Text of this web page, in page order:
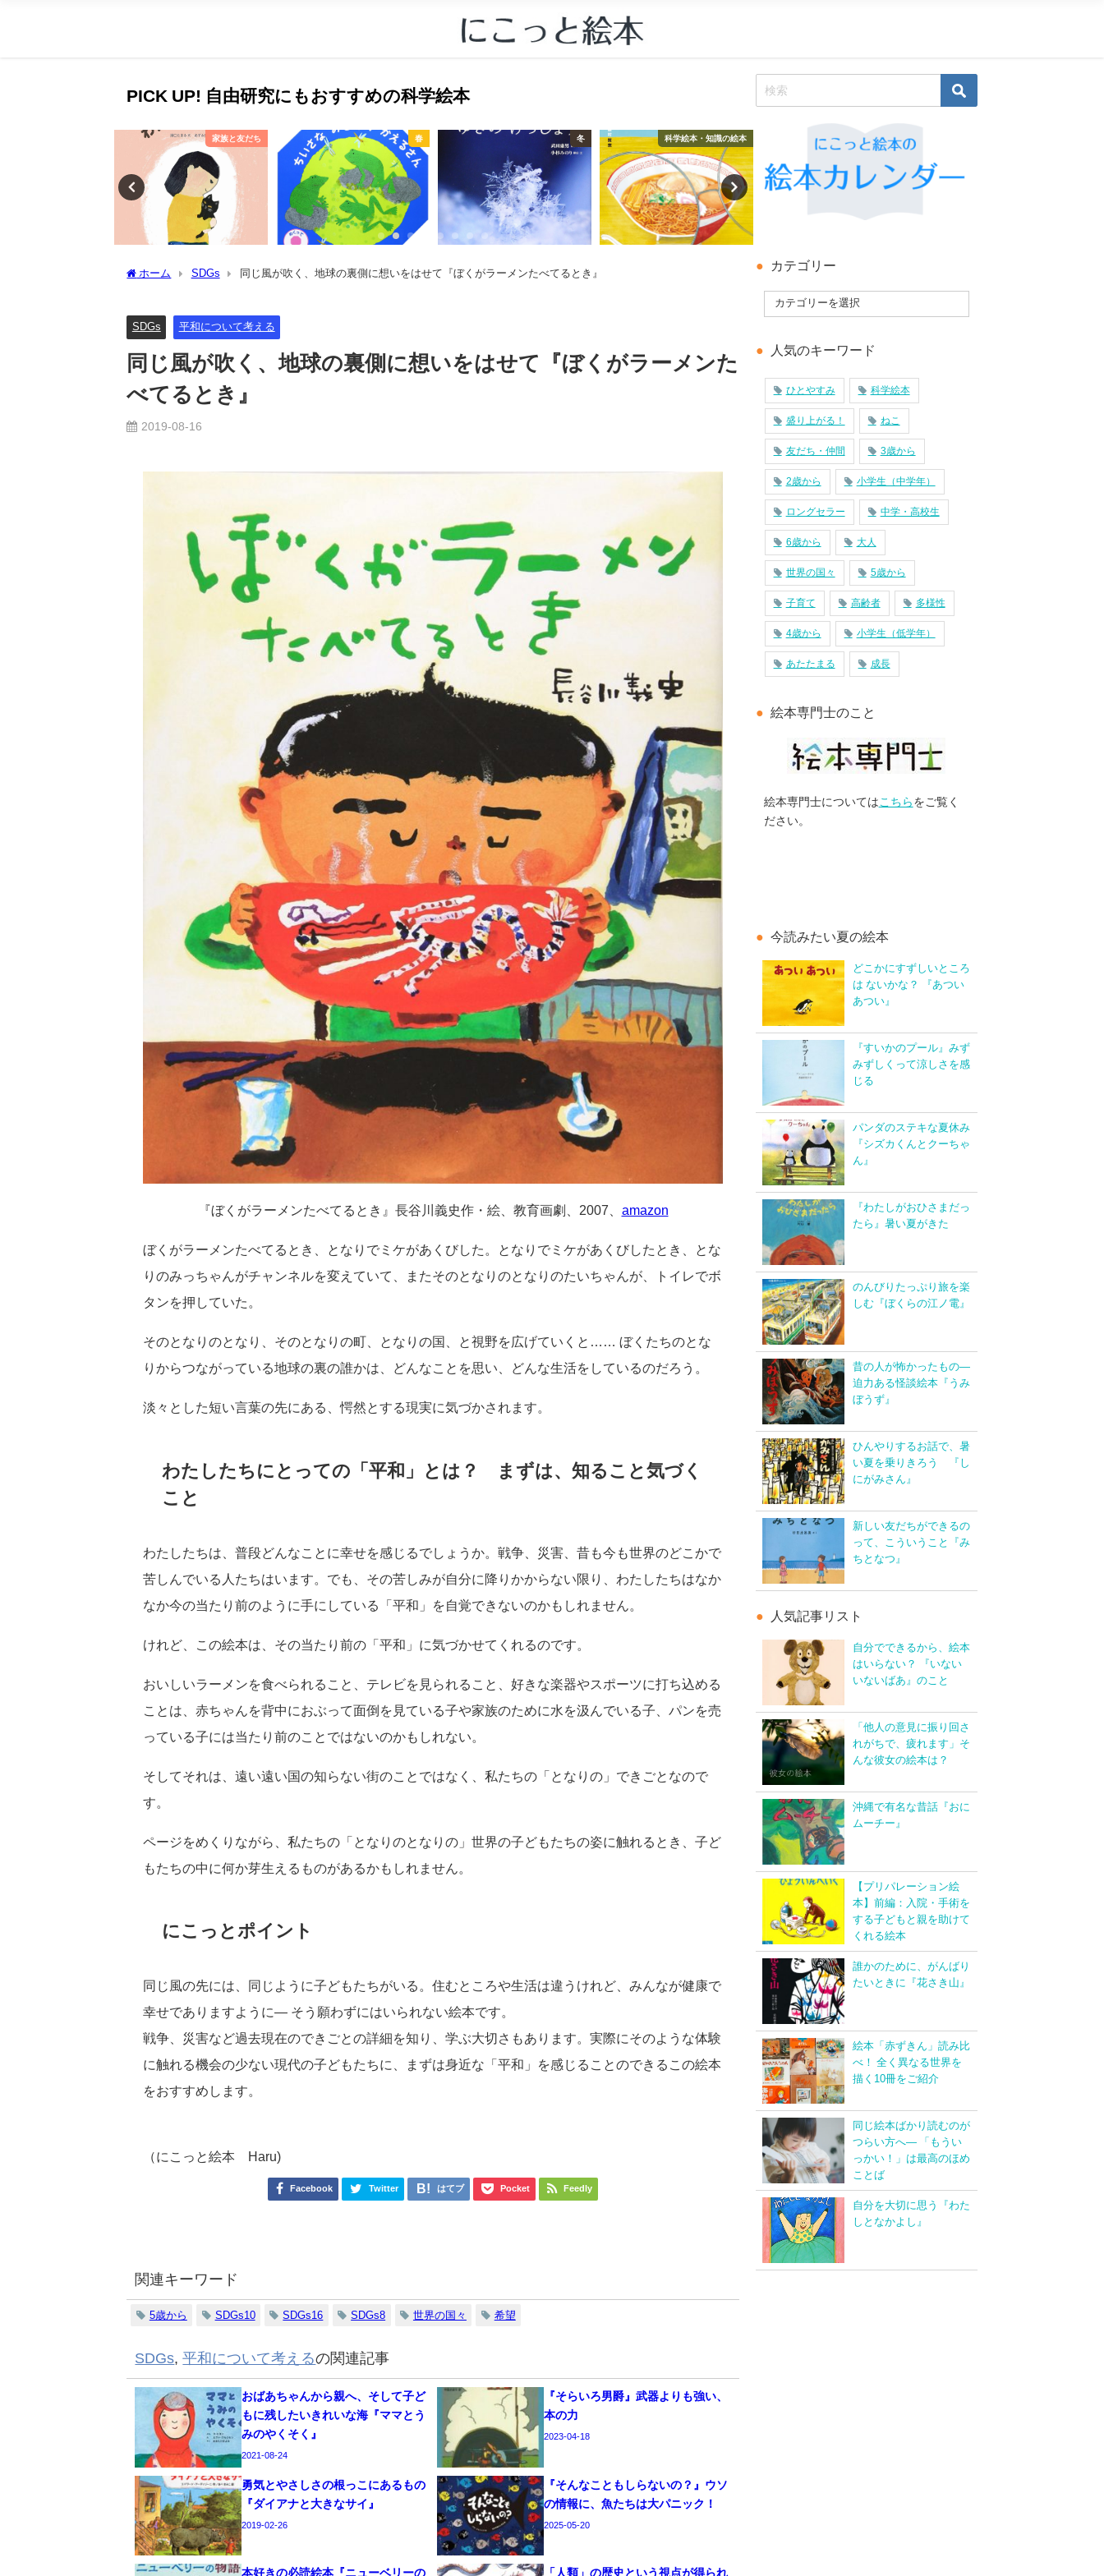
PICK UP! 自由研究にもおすすめの科学絵本
家族と友だち 春 科学絵本・知識の絵本
ホーム SDGs 同じ風が吹く、地球の裏側に想いをはせて『ぼくがラーメンたべてるとき』
SDGs 平和について考える
同じ風が吹く、地球の裏側に想いをはせて『ぼくがラーメンた
べてるとき』
2019-08-16
『ぼくがラーメンたべてるとき』長谷川義史作・絵、教育画劇、2007、 amazon
ぼくがラーメンたべてるとき、となりでミケがあくびした。となりでミケがあくびしたとき、とな
りのみっちゃんがチャンネルを変えていて、またそのとなりのとなりのたいちゃんが、トイレでボ
タンを押していた。
そのとなりのとなり、そのとなりの町、となりの国、と視野を広げていくと…… ぼくたちのとな
りからつながっている地球の裏の誰かは、どんなことを思い、どんな生活をしているのだろう。
淡々とした短い言葉の先にある、愕然とする現実に気づかされます。
わたしたちにとっての「平和」とは？ まずは、知ること気づく
こと
わたしたちは、普段どんなことに幸せを感じるでしょうか。戦争、災害、昔も今も世界のどこかで
苦しんでいる人たちはいます。でも、その苦しみが自分に降りかからない限り、わたしたちはなか
なか今の当たり前のように手にしている「平和」を自覚できないのかもしれません。
けれど、この絵本は、その当たり前の「平和」に気づかせてくれるのです。
おいしいラーメンを食べられること、テレビを見られること、好きな楽器やスポーツに打ち込める
ことは、赤ちゃんを背中におぶって面倒を見ている子や家族のために水を汲んでいる子、パンを売
っている子には当たり前のことではないのかもしれない。
そしてそれは、遠い遠い国の知らない街のことではなく、私たちの「となりの」できごとなので
す。
ページをめくりながら、私たちの「となりのとなりの」世界の子どもたちの姿に触れるとき、子ど
もたちの中に何か芽生えるものがあるかもしれません。
にこっとポイント
同じ風の先には、同じように子どもたちがいる。住むところや生活は違うけれど、みんなが健康で
幸せでありますように― そう願わずにはいられない絵本です。
戦争、災害など過去現在のできごとの詳細を知り、学ぶ大切さもあります。実際にそのような体験
に触れる機会の少ない現代の子どもたちに、まずは身近な「平和」を感じることのできるこの絵本
をおすすめします。
（にこっと絵本 Haru)
Facebook Twitter はてブ Pocket Feedly
関連キーワード
5歳から SDGs10 SDGs16 SDGs8 世界の国々 希望
SDGs,平和について考えるの関連記事
おばあちゃんから親へ、そして子ど
もに残したいきれいな海『ママとう
みのやくそく』
2021-08-24
『そらいろ男爵』武器よりも強い、
本の力
2023-04-18
勇気とやさしさの根っこにあるもの
『ダイアナと大きなサイ』
2019-02-26
『そんなこともしらないの？』ウソ
の情報に、魚たちは大パニック！
2025-05-20
本好きの必読絵本『ニューベリーの
「人類」の歴史という視点が得られ
カテゴリー
人気のキーワード
ひとやすみ 科学絵本
盛り上がる！ ねこ
友だち・仲間 3歳から
2歳から 小学生（中学年）
ロングセラー 中学・高校生
6歳から 大人
世界の国々 5歳から
子育て 高齢者 多様性
4歳から 小学生（低学年）
あたたまる 成長
絵本専門士のこと
絵本専門士については こちら をご覧く
ださい。
今読みたい夏の絵本
どこかにすずしいところ
は ないかな？ 『あつい
あつい』
『すいかのプール』みず
みずしくって涼しさを感
じる
パンダのステキな夏休み
『シズカくんとクーちゃ
ん』
『わたしがおひさまだっ
たら』暑い夏がきた
のんびりたっぷり旅を楽
しむ『ぼくらの江ノ電』
昔の人が怖かったもの―
迫力ある怪談絵本『うみ
ぼうず』
ひんやりするお話で、暑
い夏を乗りきろう 『し
にがみさん』
新しい友だちができるの
って、こういうこと『み
ちとなつ』
人気記事リスト
自分でできるから、絵本
はいらない？ 『いない
いないばあ』のこと
「他人の意見に振り回さ
れがちで、疲れます」そ
んな彼女の絵本は？
沖縄で有名な昔話『おに
ムーチー』
【プリパレーション絵
本】前編：入院・手術を
する子どもと親を助けて
くれる絵本
誰かのために、がんばり
たいときに『花さき山』
絵本「赤ずきん」読み比
べ！ 全く異なる世界を
描く10冊をご紹介
同じ絵本ばかり読むのが
つらい方へ― 「もうい
っかい！」は最高のほめ
ことば
自分を大切に思う『わた
しとなかよし』